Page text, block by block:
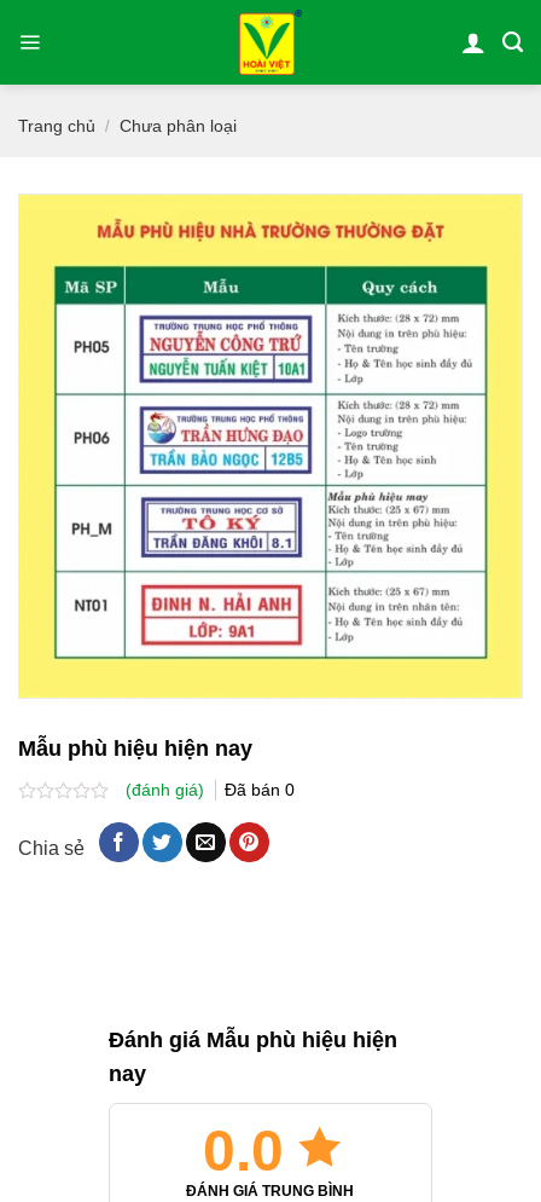
qua
Trang chủ / Chưa phân loại
Mẫu phù hiệu hiện nay
xếp
hạng
(đánh giá) Đã bán 0
Chia sẻ
Đánh giá Mẫu phù hiệu hiện
nay
0.0
ĐÁNH GIÁ TRUNG BÌNH